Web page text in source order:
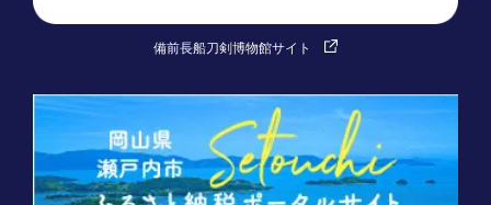
備前長船刀剣博物館サイト